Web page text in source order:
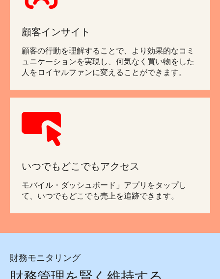
顧客インサイト
顧客の行動を理解することで、より効果的なコミ
ュニケーションを実現し、何気なく買い物をした
人をロイヤルファンに変えることができます。
いつでもどこでもアクセス
モバイル・ダッシュボード」アプリをタップし
て、いつでもどこでも売上を追跡できます。
財務モニタリング